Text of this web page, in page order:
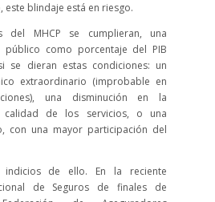
este blindaje está en riesgo.
del MHCP se cumplieran, una
público como porcentaje del PIB
se dieran estas condiciones: un
extraordinario (improbable en
una disminución en la
de los servicios, o una
con una mayor participación del
de ello. En la reciente
de Seguros de finales de